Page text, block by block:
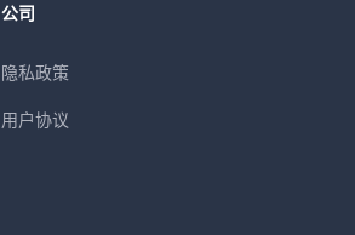
公司
隐私政策
用户协议